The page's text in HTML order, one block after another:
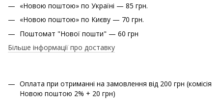
«Новою поштою» по Україні — 85 грн.
«Новою поштою» по Києву — 70 грн.
Поштомат "Нової пошти" — 60 грн
Більше інформації про доставку
Оплата при отриманні на замовлення від 200 грн (комісія
Новою поштою 2% + 20 грн)